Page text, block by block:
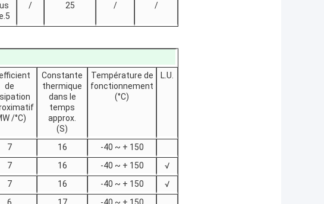
/ 25 / /
de
/°C)
Constante
thermique
dans le
temps
approx.
(S)
Température de
fonctionnement
(°C)
L.U.
7 16
-40 ~ + 150
7 16 -40 ~ + 150
√
7 16 -40 ~ + 150
√